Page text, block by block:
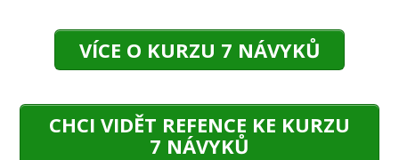
VÍCE O KURZU 7 NÁVYKŮ
CHCI VIDĚT REFENCE KE KURZU
7 NÁVYKŮ